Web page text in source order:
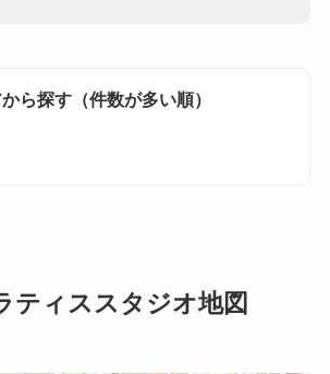
ら探す（件数が多い順）
ティススタジオ地図